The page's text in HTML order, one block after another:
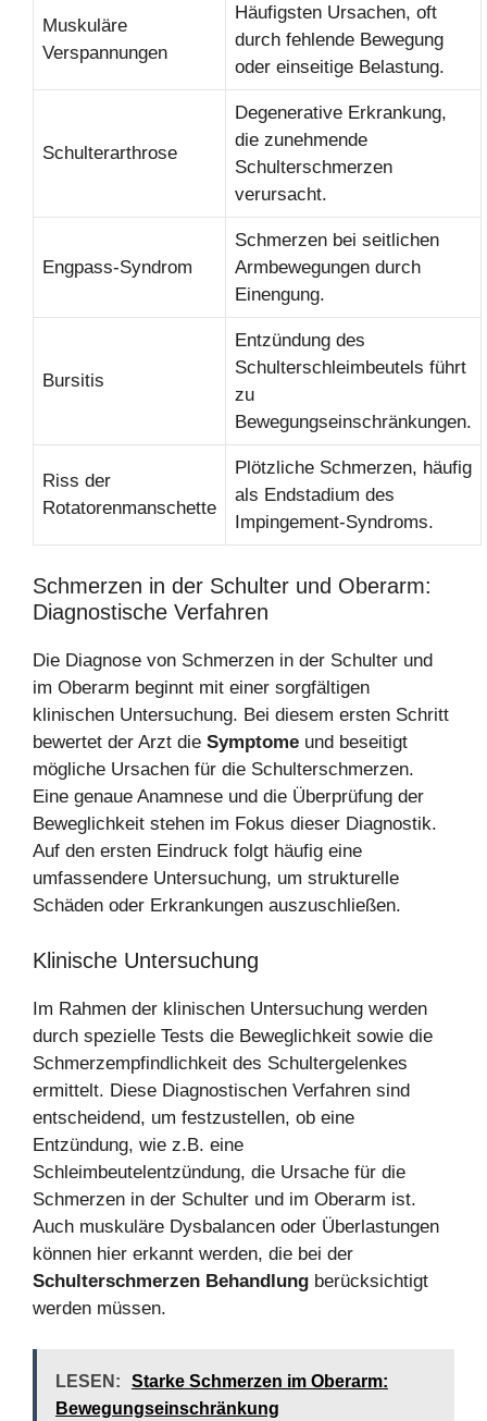
Muskuläre
Verspannungen
Häufigsten Ursachen, oft
durch fehlende Bewegung
oder einseitige Belastung.
Schulterarthrose
Degenerative Erkrankung,
die zunehmende
Schulterschmerzen
verursacht.
Engpass-Syndrom
Schmerzen bei seitlichen
Armbewegungen durch
Einengung.
Bursitis
Entzündung des
Schulterschleimbeutels führt
zu
Bewegungseinschränkungen.
Riss der
Rotatorenmanschette
Plötzliche Schmerzen, häufig
als Endstadium des
Impingement-Syndroms.
Schmerzen in der Schulter und Oberarm:
Diagnostische Verfahren
Die Diagnose von Schmerzen in der Schulter und
im Oberarm beginnt mit einer sorgfältigen
klinischen Untersuchung. Bei diesem ersten Schritt
bewertet der Arzt die Symptome und beseitigt
mögliche Ursachen für die Schulterschmerzen.
Eine genaue Anamnese und die Überprüfung der
Beweglichkeit stehen im Fokus dieser Diagnostik.
Auf den ersten Eindruck folgt häufig eine
umfassendere Untersuchung, um strukturelle
Schäden oder Erkrankungen auszuschließen.
Klinische Untersuchung
Im Rahmen der klinischen Untersuchung werden
durch spezielle Tests die Beweglichkeit sowie die
Schmerzempfindlichkeit des Schultergelenkes
ermittelt. Diese Diagnostischen Verfahren sind
entscheidend, um festzustellen, ob eine
Entzündung, wie z.B. eine
Schleimbeutelentzündung, die Ursache für die
Schmerzen in der Schulter und im Oberarm ist.
Auch muskuläre Dysbalancen oder Überlastungen
können hier erkannt werden, die bei der
Schulterschmerzen Behandlung berücksichtigt
werden müssen.
LESEN:
Starke Schmerzen im Oberarm:
Bewegungseinschränkung